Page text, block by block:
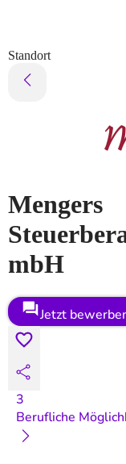
Standort
Mengers
mbH
Jetzt
3
Berufliche